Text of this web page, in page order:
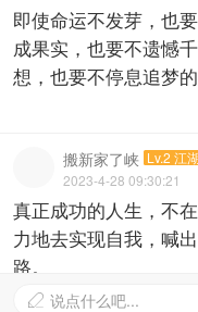
即使命运不发芽，也
成果实，也要不遗憾
想，也要不停息追梦的
搬新家了峡 Lv.2 江
2023-4-28 09:30:21
真正成功的人生，不
力地去实现自我，喊
路。
 说点什么吧...